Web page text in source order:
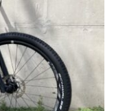
Mint az új!